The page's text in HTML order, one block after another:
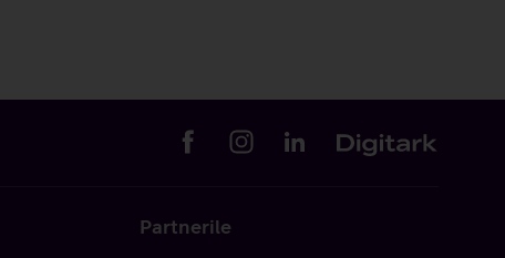
Partnerile